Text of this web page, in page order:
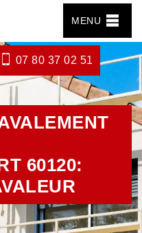
MENU
07 80 37 02 51
60120: